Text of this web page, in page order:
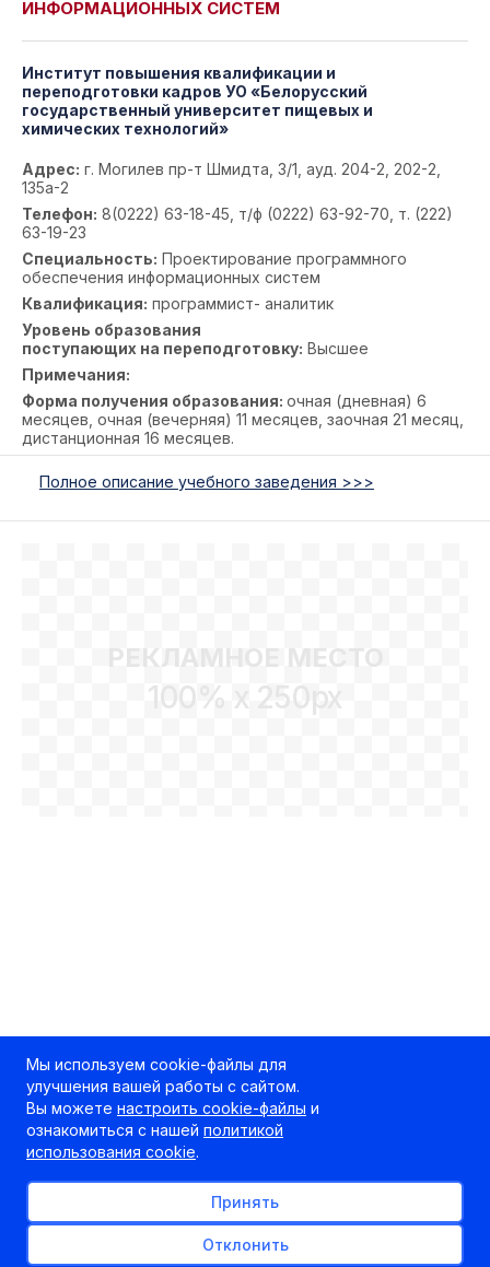
ИНФОРМАЦИОННЫХ СИСТЕМ
Институт повышения квалификации и
переподготовки кадров УО «Белорусский
государственный университет пищевых и
химических технологий»
Адрес: г. Могилев пр-т Шмидта, 3/1, ауд. 204-2, 202-2,
135а-2
Телефон: 8(0222) 63-18-45, т/ф (0222) 63-92-70, т. (222)
63-19-23
Специальность: Проектирование программного
обеспечения информационных систем
Квалификация: программист- аналитик
Уровень образования
поступающих на переподготовку: Высшее
Примечания:
Форма получения образования: очная (дневная) 6
месяцев, очная (вечерняя) 11 месяцев, заочная 21 месяц,
дистанционная 16 месяцев.
Полное описание учебного заведения >>>
РЕКЛАМНОЕ МЕСТО
100% x 250px
Мы используем cookie-файлы для
улучшения вашей работы с сайтом.
Вы можете настроить cookie-файлы и
ознакомиться с нашей политикой
использования cookie.
Принять
Отклонить